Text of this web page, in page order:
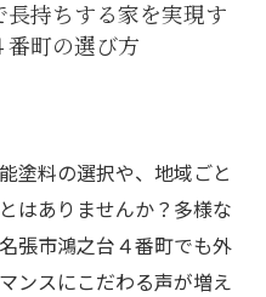
持ちする家を実現す
番町の選び方
塗料の選択や、地域ごと
はありませんか？多様な
張市鴻之台４番町でも外
ンスにこだわる声が増え